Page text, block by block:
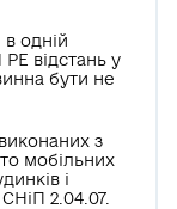
одній
відстань у
бути не
з
мобільних
і
2.04.07.